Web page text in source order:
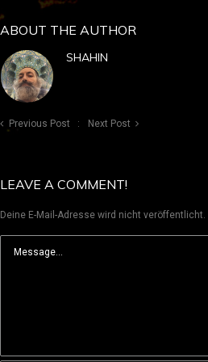
ABOUT THE AUTHOR
SHAHIN
Previous Post Next Post
LEAVE A COMMENT!
Deine E-Mail-Adresse wird nicht veröffentlicht.